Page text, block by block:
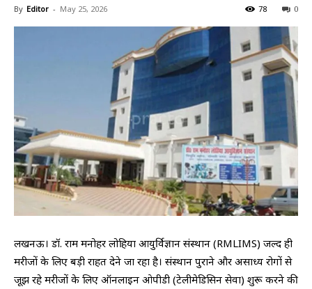
By Editor - May 25, 2026 0
78
लखनऊ। डॉ. राम मनोहर लोहिया आयुर्विज्ञान संस्थान (RMLIMS) जल्द ही
मरीजों के लिए बड़ी राहत देने जा रहा है। संस्थान पुराने और असाध्य रोगों से
जूझ रहे मरीजों के लिए ऑनलाइन ओपीडी (टेलीमेडिसिन सेवा) शुरू करने की